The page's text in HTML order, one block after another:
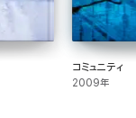
コミュニティ
2009年